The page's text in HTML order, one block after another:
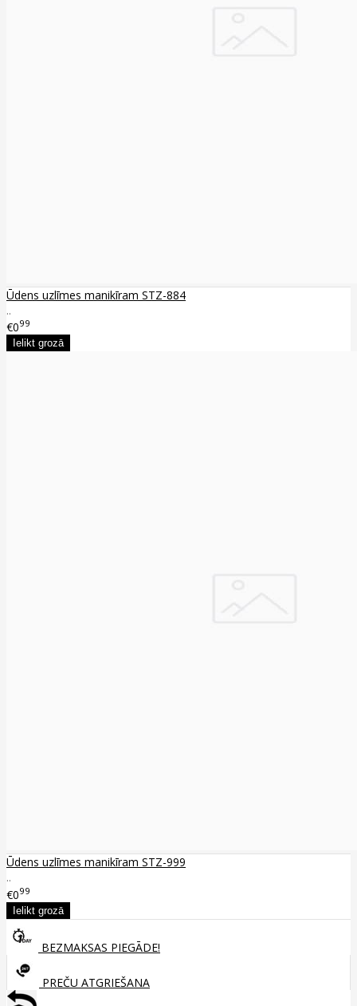
Ūdens uzlīmes manikīram STZ-884
..
€099
Ūdens uzlīmes manikīram STZ-999
..
€099
BEZMAKSAS PIEGĀDE!
PREČU ATGRIEŠANA